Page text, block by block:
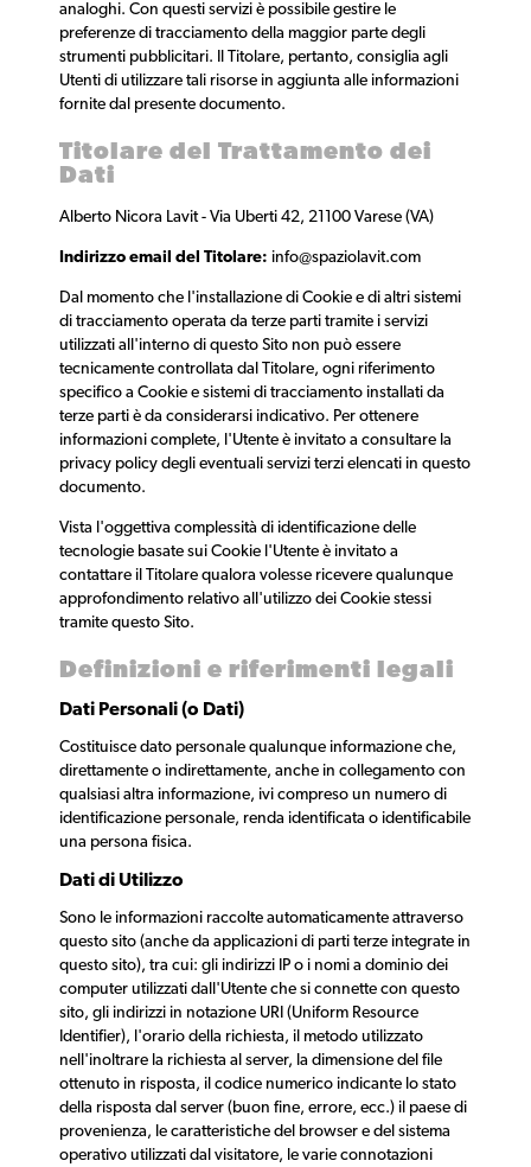
analoghi. Con questi servizi è possibile gestire le
preferenze di tracciamento della maggior parte degli
strumenti pubblicitari. Il Titolare, pertanto, consiglia agli
Utenti di utilizzare tali risorse in aggiunta alle informazioni
fornite dal presente documento.
Titolare del Trattamento dei
Dati
Alberto Nicora Lavit - Via Uberti 42, 21100 Varese (VA)
Indirizzo email del Titolare: info@spaziolavit.com
Dal momento che l'installazione di Cookie e di altri sistemi
di tracciamento operata da terze parti tramite i servizi
utilizzati all'interno di questo Sito non può essere
tecnicamente controllata dal Titolare, ogni riferimento
specifico a Cookie e sistemi di tracciamento installati da
terze parti è da considerarsi indicativo. Per ottenere
informazioni complete, l'Utente è invitato a consultare la
privacy policy degli eventuali servizi terzi elencati in questo
documento.
Vista l'oggettiva complessità di identificazione delle
tecnologie basate sui Cookie l'Utente è invitato a
contattare il Titolare qualora volesse ricevere qualunque
approfondimento relativo all'utilizzo dei Cookie stessi
tramite questo Sito.
Definizioni e riferimenti legali
Dati Personali (o Dati)
Costituisce dato personale qualunque informazione che,
direttamente o indirettamente, anche in collegamento con
qualsiasi altra informazione, ivi compreso un numero di
identificazione personale, renda identificata o identificabile
una persona fisica.
Dati di Utilizzo
Sono le informazioni raccolte automaticamente attraverso
questo sito (anche da applicazioni di parti terze integrate in
questo sito), tra cui: gli indirizzi IP o i nomi a dominio dei
computer utilizzati dall'Utente che si connette con questo
sito, gli indirizzi in notazione URI (Uniform Resource
Identifier), l'orario della richiesta, il metodo utilizzato
nell'inoltrare la richiesta al server, la dimensione del file
ottenuto in risposta, il codice numerico indicante lo stato
della risposta dal server (buon fine, errore, ecc.) il paese di
provenienza, le caratteristiche del browser e del sistema
operativo utilizzati dal visitatore, le varie connotazioni